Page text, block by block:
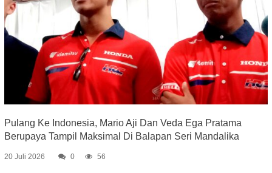
Pulang Ke Indonesia, Mario Aji Dan Veda Ega Pratama
Berupaya Tampil Maksimal Di Balapan Seri Mandalika
20 Juli 2026 0 56